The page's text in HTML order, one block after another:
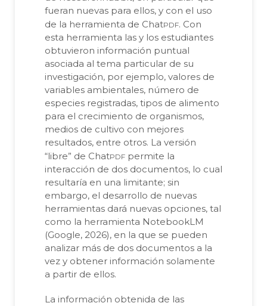
fueran nuevas para ellos, y con el uso
de la herramienta de Chatpdf. Con
esta herramienta las y los estudiantes
obtuvieron información puntual
asociada al tema particular de su
investigación, por ejemplo, valores de
variables ambientales, número de
especies registradas, tipos de alimento
para el crecimiento de organismos,
medios de cultivo con mejores
resultados, entre otros. La versión
“libre” de Chatpdf permite la
interacción de dos documentos, lo cual
resultaría en una limitante; sin
embargo, el desarrollo de nuevas
herramientas dará nuevas opciones, tal
como la herramienta NotebookLM
(Google, 2026), en la que se pueden
analizar más de dos documentos a la
vez y obtener información solamente
a partir de ellos.
La información obtenida de las